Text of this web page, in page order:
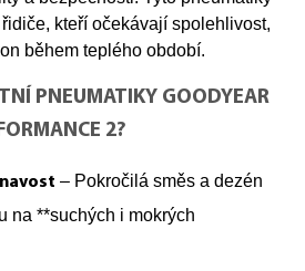
kteří očekávají spolehlivost,
během teplého období.
PNEUMATIKY GOODYEAR
2?
– Pokročilá směs a dezén
na **suchých i mokrých